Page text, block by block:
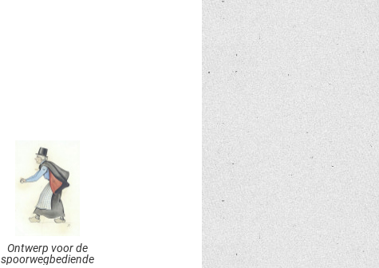
Ontwerp voor de
spoorwegbediende